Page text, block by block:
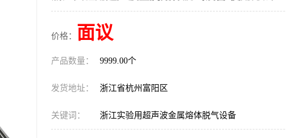
价格： 面议
产品数量： 9999.00个
发货地址： 浙江省杭州富阳区
关键词： 浙江实验用超声波金属熔体脱气设备